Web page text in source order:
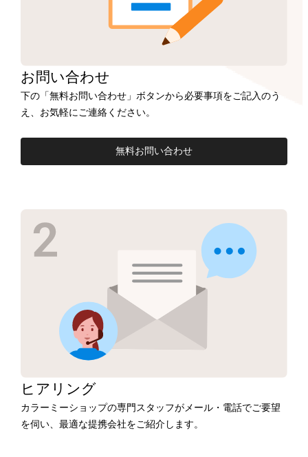
お問い合わせ
下の「無料お問い合わせ」ボタンから必要事項をご記入のう
え、お気軽にご連絡ください。
無料お問い合わせ
ヒアリング
カラーミーショップの専門スタッフがメール・電話でご要望
を伺い、最適な提携会社をご紹介します。